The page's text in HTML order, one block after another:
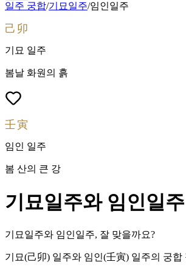
일주 궁합/기묘 일주/임인일주
己卯
기묘 일주
봄날 화원의 흙
壬寅
임인 일주
봄 산의 큰 강
기묘일주와 임인일
기묘일주와 임인일주, 잘 맞을까요?
기묘(己卯) 일주와 임인(壬寅) 일주의 궁합